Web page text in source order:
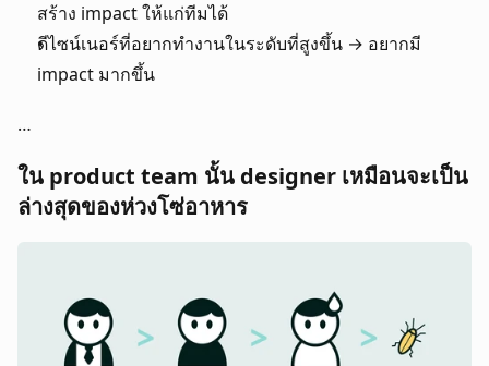
สร้าง impact ให้แก่ทีมได้
ดีไซน์เนอร์ที่อยากทำงานในระดับที่สูงขึ้น → อยากมี
impact มากขึ้น
…
ใน product team นั้น designer เหมือนจะเป็น
ล่างสุดของห่วงโซ่อาหาร